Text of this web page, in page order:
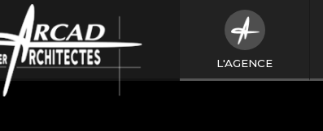
L'AGENCE